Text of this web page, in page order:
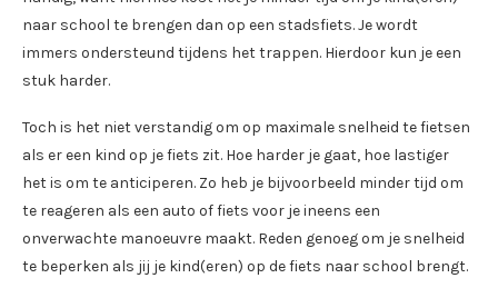
naar school te brengen dan op een stadsfiets. Je wordt
immers ondersteund tijdens het trappen. Hierdoor kun je een
stuk harder.
Toch is het niet verstandig om op maximale snelheid te fietsen
als er een kind op je fiets zit. Hoe harder je gaat, hoe lastiger
het is om te anticiperen. Zo heb je bijvoorbeeld minder tijd om
te reageren als een auto of fiets voor je ineens een
onverwachte manoeuvre maakt. Reden genoeg om je snelheid
te beperken als jij je kind(eren) op de fiets naar school brengt.